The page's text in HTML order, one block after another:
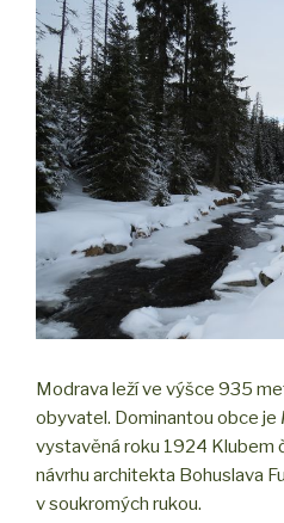
Modrava leží ve výšce 935
obyvatel. Dominantou obce je
vystavěná roku 1924 Klubem
návrhu architekta Bohuslava
v soukromých rukou.